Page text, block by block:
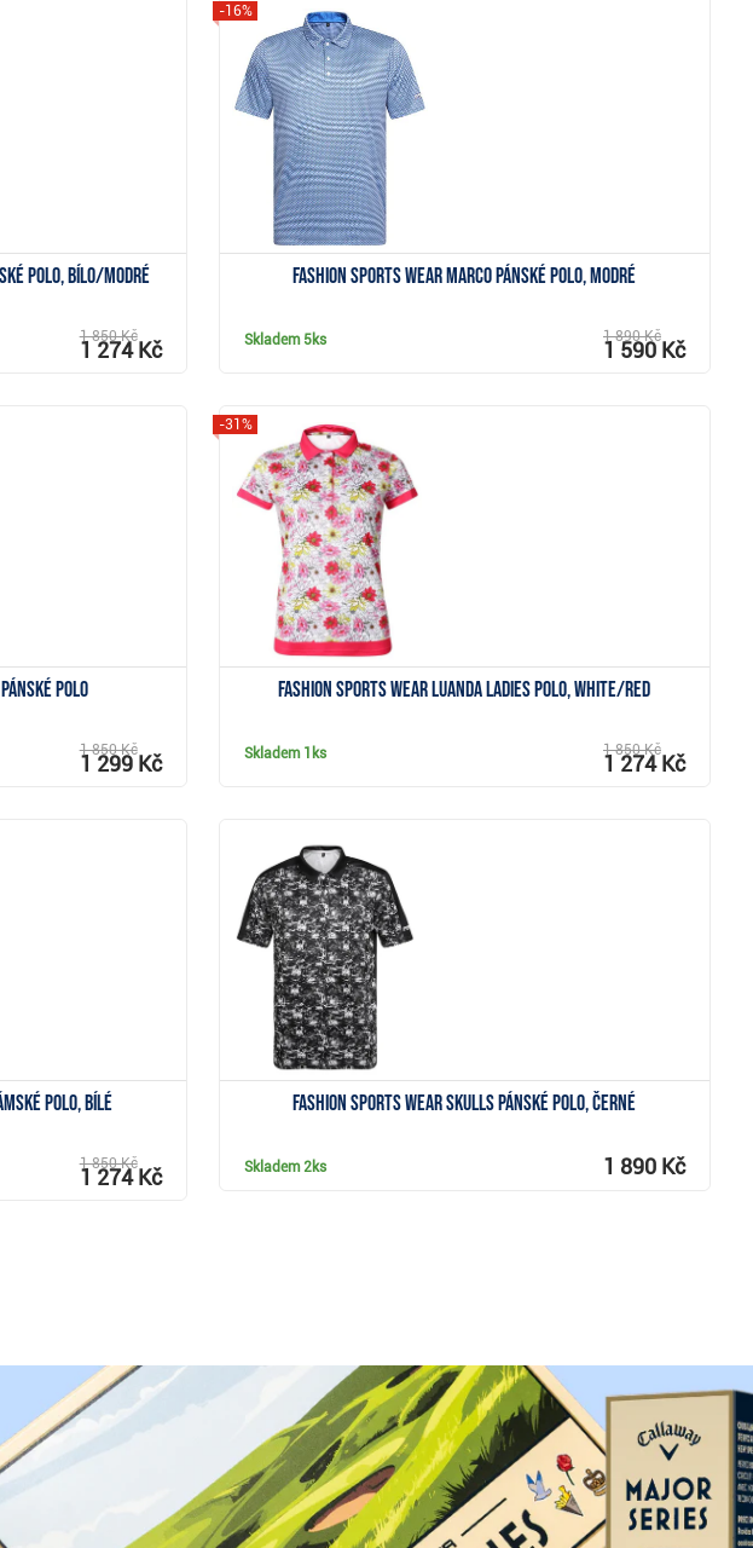
polo, bílo/modré
1 850 Kč
1 274 Kč
Fashion Sports Wear Marco pánské polo, modré
-16%
Skladem 5ks 1 890 Kč
1 590 Kč
DENVER pánské polo
1 850 Kč
1 299 Kč
Fashion Sports Wear Luanda ladies polo, white/red
-31%
Skladem 1ks 1 850 Kč
1 274 Kč
polo, bílé
1 850 Kč
1 274 Kč
Fashion Sports Wear Skulls pánské polo, černé
Skladem2ks 1 890 Kč
všechny.cz?